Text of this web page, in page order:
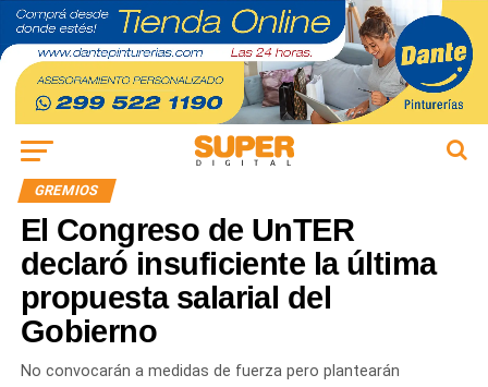
GREMIOS
El Congreso de UnTER
declaró insuficiente la última
propuesta salarial del
Gobierno
No convocarán a medidas de fuerza pero plantearán